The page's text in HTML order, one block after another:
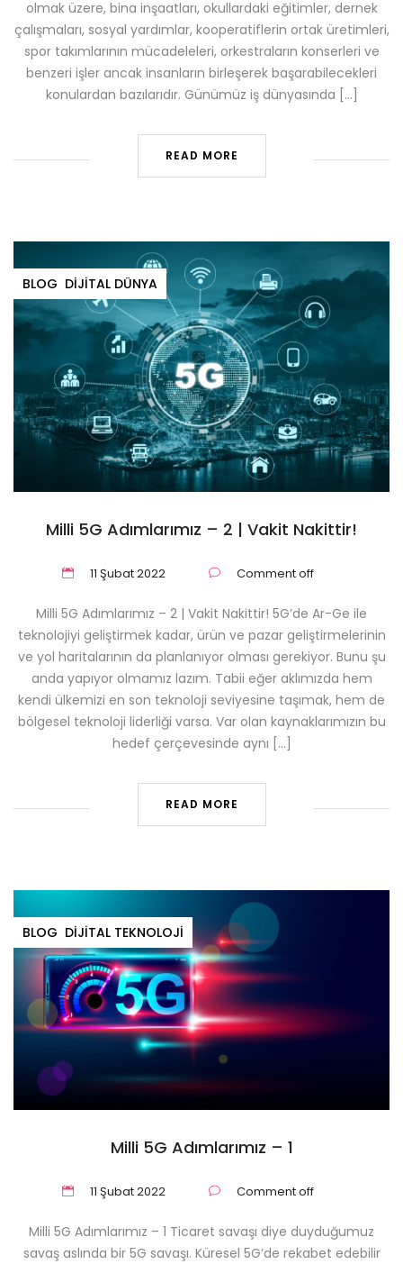
olmak üzere, bina inşaatları, okullardaki eğitimler, dernek
çalışmaları, sosyal yardımlar, kooperatiflerin ortak üretimleri,
spor takımlarının mücadeleleri, orkestraların konserleri ve
benzeri işler ancak insanların birleşerek başarabilecekleri
konulardan bazılarıdır. Günümüz iş dünyasında […]
READ MORE
BLOG DIJITAL DÜNYA
Milli 5G Adımlarımız – 2 | Vakit Nakittir!
11 Şubat 2022 Comment off
Milli 5G Adımlarımız – 2 | Vakit Nakittir! 5G’de Ar-Ge ile
teknolojiyi geliştirmek kadar, ürün ve pazar geliştirmelerinin
ve yol haritalarının da planlanıyor olması gerekiyor. Bunu şu
anda yapıyor olmamız lazım. Tabii eğer aklımızda hem
kendi ülkemizi en son teknoloji seviyesine taşımak, hem de
bölgesel teknoloji liderliği varsa. Var olan kaynaklarımızın bu
hedef çerçevesinde aynı […]
READ MORE
BLOG DIJITAL TEKNOLOJI
Milli 5G Adımlarımız – 1
11 Şubat 2022 Comment off
Milli 5G Adımlarımız – 1 Ticaret savaşı diye duyduğumuz
savaş aslında bir 5G savaşı. Küresel 5G’de rekabet edebilir